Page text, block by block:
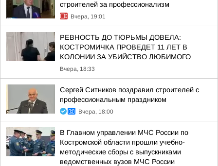
строителей за профессионализм
Вчера, 19:01
РЕВНОСТЬ ДО ТЮРЬМЫ ДОВЕЛА:
КОСТРОМИЧКА ПРОВЕДЕТ 11 ЛЕТ В
КОЛОНИИ ЗА УБИЙСТВО ЛЮБИМОГО
Вчера, 18:33
Сергей Ситников поздравил строителей с
профессиональным праздником
Вчера, 18:00
В Главном управлении МЧС России по
Костромской области прошли учебно-
методические сборы с выпускниками
ведомственных вузов МЧС России